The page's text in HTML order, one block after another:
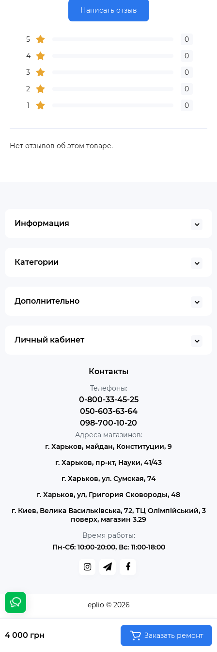
Написать отзыв
5
0
4
0
3
0
2
0
1
0
Нет отзывов об этом товаре.
4 000 грн Заказать ремонт
Информация
Категории
Дополнительно
Личный кабинет
Контакты
Телефоны:
0-800-33-45-25
050-603-63-64
098-700-10-20
Адреса магазинов:
г. Харьков, майдан, Конституции, 9
г. Харьков, пр-кт, Науки, 41/43
г. Харьков, ул. Сумская, 74
г. Харьков, ул, Григория Сковороды, 48
г. Киев, Велика Васильківська, 72, ТЦ Олімпійський, 3
поверх, магазин 3.29
Время работы:
Пн-Сб: 10:00-20:00, Вс: 11:00-18:00
eplio © 2026